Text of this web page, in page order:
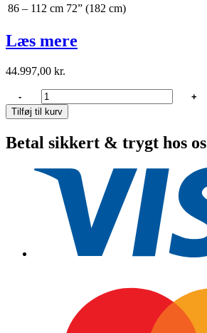
86 – 112 cm 72” (182 cm)
Læs mere
44.997,00 kr.
Minn
kota
Ultrex
80
-
+
Tilføj til kurv
Betal sikkert & trygt hos os